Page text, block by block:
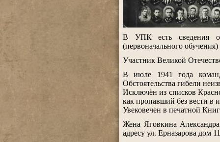
В УПК есть сведения о
(первоначального
Участник Великой
В июле 1941 года
Обстоятельства гибели
Исключён из списков
как пропавший без вести в
Увековечен в печатной
Жена Яговкина
адресу ул. Ерназарова дом